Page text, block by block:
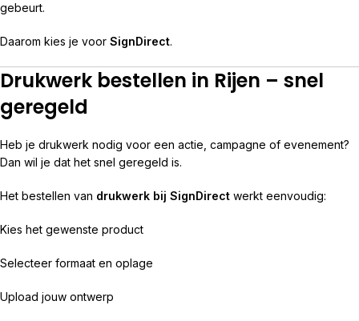
gebeurt.
Daarom kies je voor SignDirect.
Drukwerk bestellen in Rijen – snel
geregeld
Heb je drukwerk nodig voor een actie, campagne of evenement?
Dan wil je dat het snel geregeld is.
Het bestellen van drukwerk bij SignDirect werkt eenvoudig:
Kies het gewenste product
Selecteer formaat en oplage
Upload jouw ontwerp